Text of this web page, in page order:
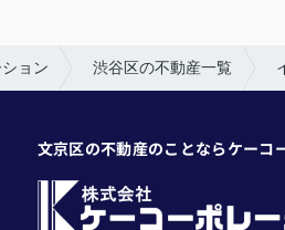
ョン 渋谷区の不動産一覧
文京区の不動産のことならケーコ